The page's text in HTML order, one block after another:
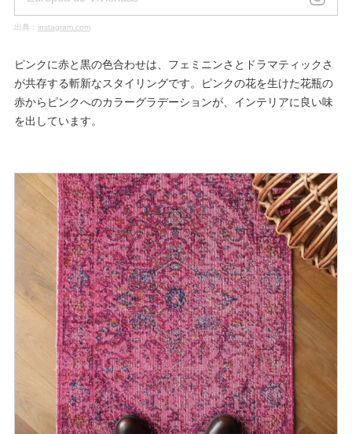
出典： instagram.com
ピンクに赤と黒の色合わせは、フェミニンさとドラマティックさ
が共存する斬新なスタイリングです。ピンクの花を生けた花瓶の
赤からピンクへのカラーグラデーションが、インテリアに良い味
を出しています。